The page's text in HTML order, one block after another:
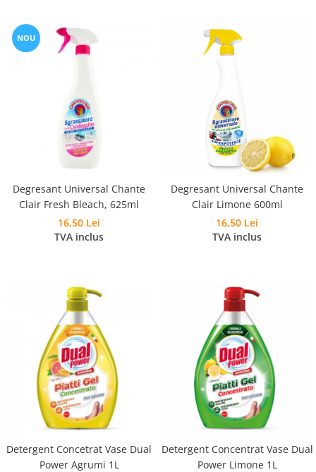
NOU
Degresant Universal Chante
Clair Fresh Bleach, 625ml
16,50 Lei
TVA inclus
Degresant Universal Chante
Clair Limone 600ml
16,50 Lei
TVA inclus
Detergent Concetrat Vase Dual
Power Agrumi 1L
Detergent Concentrat Vase Dual
Power Limone 1L